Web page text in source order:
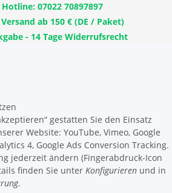
07022 70897897
ab 150 € (DE / Paket)
- 14 Tage Widerrufsrecht
gestatten Sie den Einsatz
Website: YouTube, Vimeo, Google
4, Google Ads Conversion Tracking.
jederzeit ändern (Fingerabdruck-Icon
finden Sie unter Konfigurieren und in
.